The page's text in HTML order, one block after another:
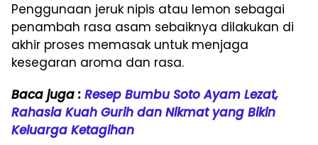
Penggunaan jeruk nipis atau lemon sebagai
penambah rasa asam sebaiknya dilakukan di
akhir proses memasak untuk menjaga
kesegaran aroma dan rasa.
Baca juga : Resep Bumbu Soto Ayam Lezat,
Rahasia Kuah Gurih dan Nikmat yang Bikin
Keluarga Ketagihan